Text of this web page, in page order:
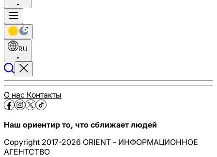
RU
О нас Контакты
Наш ориентир то, что сближает людей
Copyright 2017-2026 ORIENT - ИНФОРМАЦИОННОЕ
АГЕНТСТВО